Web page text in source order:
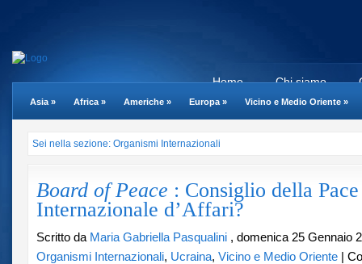
Chi siamo
Home
Asia » Africa » Americhe » Europa » Vicino e Medio Oriente »
Sei nella sezione: Organismi Internazionali
Board of Peace : Consiglio della
Internazionale d’Affari?
Scritto da Maria Gabriella Pasqualini , domenica 25 Gennaio
Organismi Internazionali, Ucraina, Vicino e Medio Oriente